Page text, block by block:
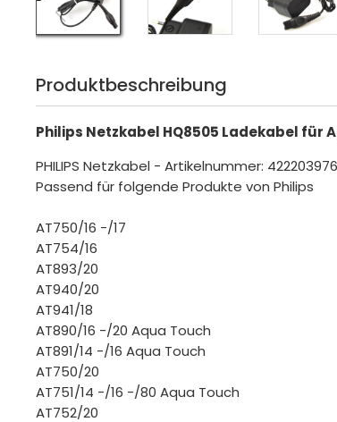
Produktbeschreibung
Philips Netzkabel HQ8505 Ladekabel für
PHILIPS Netzkabel - Artikelnummer:
Passend für folgende Produkte von Philips
AT750/16 -/17
AT754/16
AT893/20
AT940/20
AT941/18
AT890/16 -/20 Aqua Touch
AT891/14 -/16 Aqua Touch
AT750/20
AT751/14 -/16 -/80 Aqua Touch
AT752/20